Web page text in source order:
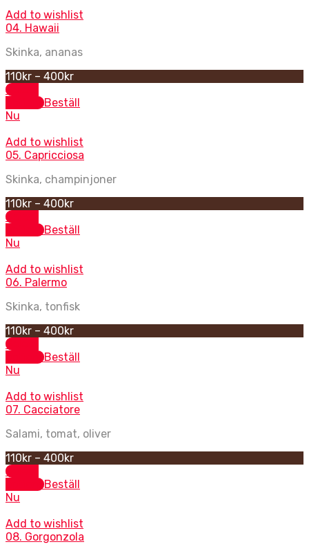
Add to wishlist
04. Hawaii
Skinka, ananas
110kr – 400kr
Select
optionsBeställ
Nu
Add to wishlist
05. Capricciosa
Skinka, champinjoner
110kr – 400kr
Select
optionsBeställ
Nu
Add to wishlist
06. Palermo
Skinka, tonfisk
110kr – 400kr
Select
optionsBeställ
Nu
Add to wishlist
07. Cacciatore
Salami, tomat, oliver
110kr – 400kr
Select
optionsBeställ
Nu
Add to wishlist
08. Gorgonzola